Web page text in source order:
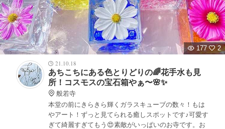
177
2
21.10.18
あちこちにある色とりどりの🌈花手水も見
所！コスモスの宝石箱やぁ〜🌸✨
般若寺
本堂の前にきらきら輝くガラスキューブの数々！もは
やアート！ずっと見てられる癒しスポットです♪可愛す
ぎて綺麗すぎてもう😍素敵がいっぱいのお寺です。お